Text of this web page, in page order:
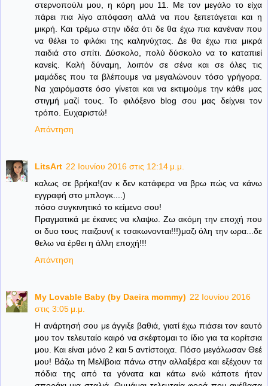
στερνοπούλι μου, η κόρη μου 11. Με τον μεγάλο το είχα
πάρει πια λίγο απόφαση αλλά να που ξεπετάγεται και η
μικρή. Και τρέμω στην ιδέα ότι δε θα έχω πια κανέναν που
να θέλει το φιλάκι της καληνύχτας. Δε θα έχω πια μικρά
παιδιά στο σπίτι. Δύσκολο, πολύ δύσκολο να το καταπιεί
κανείς. Καλή δύναμη, λοιπόν σε σένα και σε όλες τις
μαμάδες που τα βλέπουμε να μεγαλώνουν τόσο γρήγορα.
Να χαιρόμαστε όσο γίνεται και να εκτιμούμε την κάθε μας
στιγμή μαζί τους. Το φιλόξενο blog σου μας δείχνει τον
τρόπο. Ευχαριστώ!
Απάντηση
LitsArt 22 Ιουνίου 2016 στις 12:14 μ.μ.
καλως σε βρήκα!(αν κ δεν κατάφερα να βρω πώς να κάνω
εγγραφή στο μπλογκ....)
πόσο συγκινητικό το κείμενο σου!
Πραγματικά με έκανες να κλαψω. Ζω ακόμη την εποχή που
οι δυο τους παιζουν( κ τσακωνονται!!!)μαζι όλη την ωρα...δε
θελω να έρθει η άλλη εποχή!!!
Απάντηση
My Lovable Baby (by Daeira mommy) 22 Ιουνίου 2016
στις 3:05 μ.μ.
Η ανάρτησή σου με άγγιξε βαθιά, γιατί έχω πιάσει τον εαυτό
μου τον τελευταίο καιρό να σκέφτομαι το ίδιο για τα κορίτσια
μου. Και είναι μόνο 2 και 5 αντίστοιχα. Πόσο μεγάλωσαν Θεέ
μου! Βάζω τη Μελίβοια πάνω στην αλλαξιέρα και εξέχουν τα
πόδια της από τα γόνατα και κάτω ενώ κάποτε ήταν